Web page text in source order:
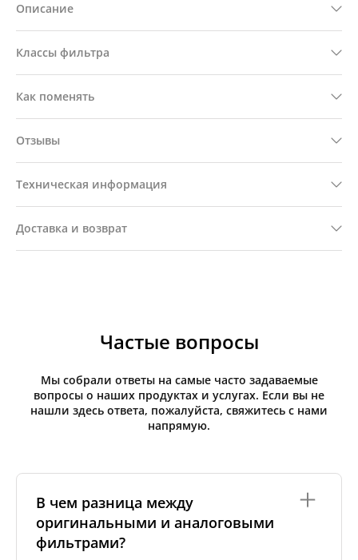
Описание
Классы фильтра
Как поменять
Отзывы
Техническая информация
Доставка и возврат
Частые вопросы
Мы собрали ответы на самые часто задаваемые
вопросы о наших продуктах и услугах. Если вы не
нашли здесь ответа, пожалуйста, свяжитесь с нами
напрямую.
В чем разница между
оригинальными и аналоговыми
фильтрами?